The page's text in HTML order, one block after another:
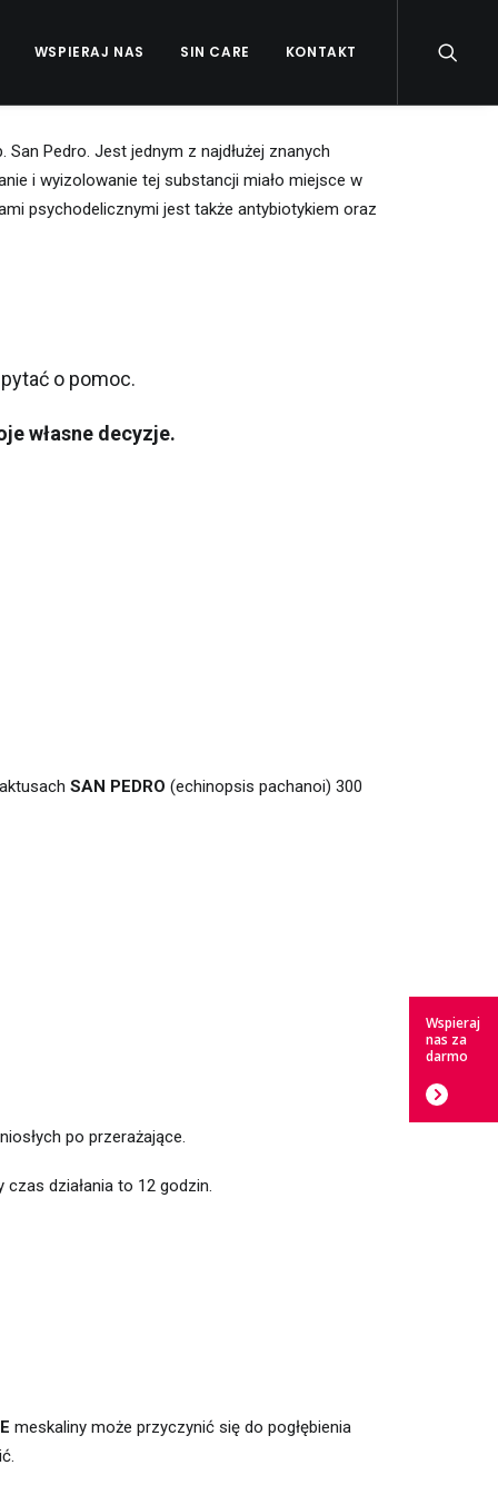
WSPIERAJ NAS SIN CARE KONTAKT
Pedro. Jest jednym z najdłużej znanych
i wyizolowanie tej substancji miało miejsce w
psychodelicznymi jest także antybiotykiem oraz
pytać o pomoc.
własne decyzje.
SAN PEDRO (echinopsis pachanoi) 300
po przerażające.
działania to 12 godzin.
meskaliny może przyczynić się do pogłębienia
Wspieraj
nas za
darmo